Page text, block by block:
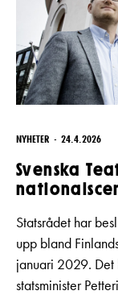
NYHETER 24.4.2026
Svenska
Statsrådet har
upp bland
januari 2029. Det
statsminister